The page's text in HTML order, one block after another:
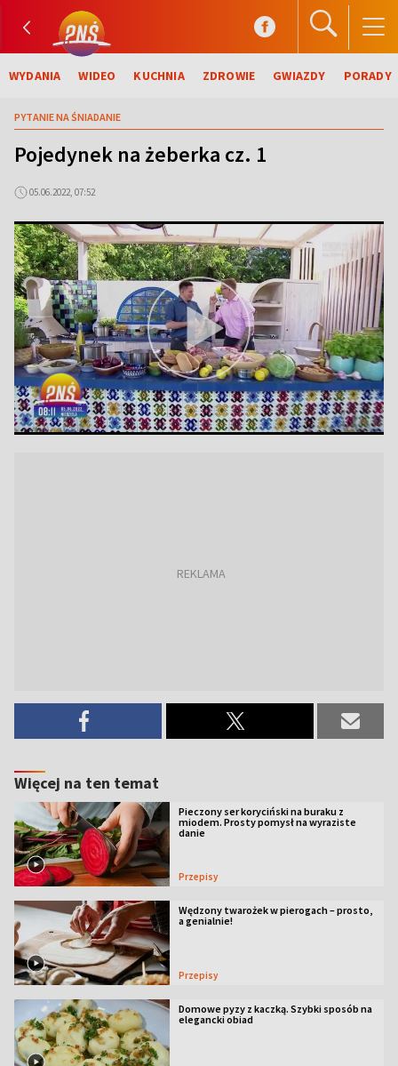
WYDANIA WIDEO KUCHNIA ZDROWIE GWIAZDY PORADY
PYTANIE NA ŚNIADANIE
Pojedynek na żeberka cz. 1
05.06.2022, 07:52
Więcej na ten temat
Pieczony ser koryciński na buraku z
miodem. Prosty pomysł na wyraziste
danie
Przepisy
Wędzony twarożek w pierogach – prosto,
a genialnie!
Przepisy
Domowe pyzy z kaczką. Szybki sposób na
elegancki obiad